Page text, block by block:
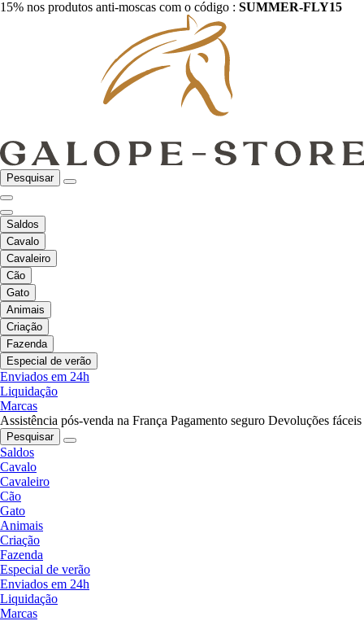
15% nos produtos anti-moscas com o código : SUMMER-FLY15
Pesquisar
Saldos
Cavalo
Cavaleiro
Cão
Gato
Animais
Criação
Fazenda
Especial de verão
Enviados em 24h
Liquidação
Marcas
Assistência pós-venda na França Pagamento seguro Devoluções fáceis
Pesquisar
Saldos
Cavalo
Cavaleiro
Cão
Gato
Animais
Criação
Fazenda
Especial de verão
Enviados em 24h
Liquidação
Marcas